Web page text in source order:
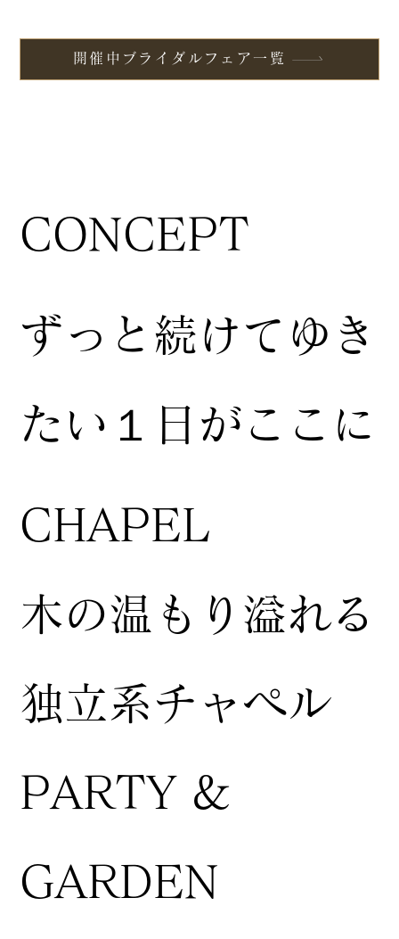
開催中ブライダルフェア一覧
CONCEPT
ずっと続けてゆき
たい１日がここに
CHAPEL
木の温もり溢れる
独立系チャペル
PARTY &
GARDEN